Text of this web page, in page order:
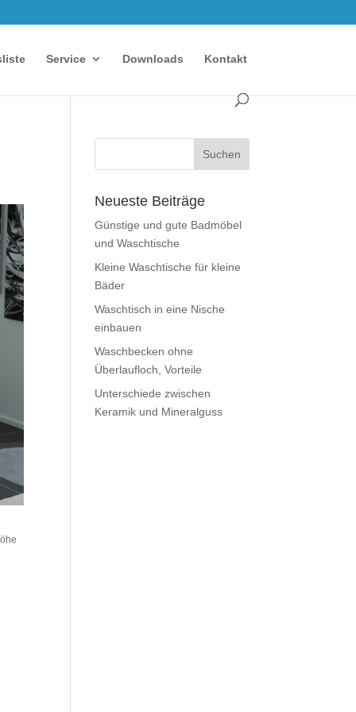
Service Downloads Kontakt
Neueste Beiträge
Günstige und gute Badmöbel
und Waschtische
Kleine Waschtische für kleine
Bäder
Waschtisch in eine Nische
einbauen
Waschbecken ohne
Überlaufloch, Vorteile
Unterschiede zwischen
Keramik und Mineralguss